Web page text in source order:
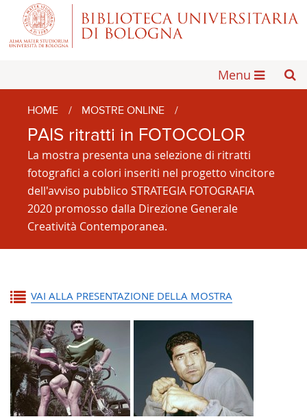
Menu
HOME / MOSTRE ONLINE /
PAIS ritratti in FOTOCOLOR
La mostra presenta una selezione di ritratti
fotografici a colori inseriti nel progetto vincitore
dell'avviso pubblico STRATEGIA FOTOGRAFIA
2020 promosso dalla Direzione Generale
Creatività Contemporanea.
VAI ALLA PRESENTAZIONE DELLA MOSTRA